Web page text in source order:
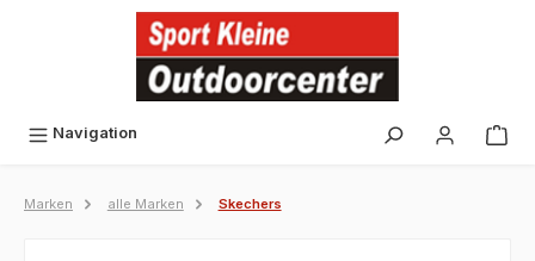
Navigation
Marken alle Marken Skechers